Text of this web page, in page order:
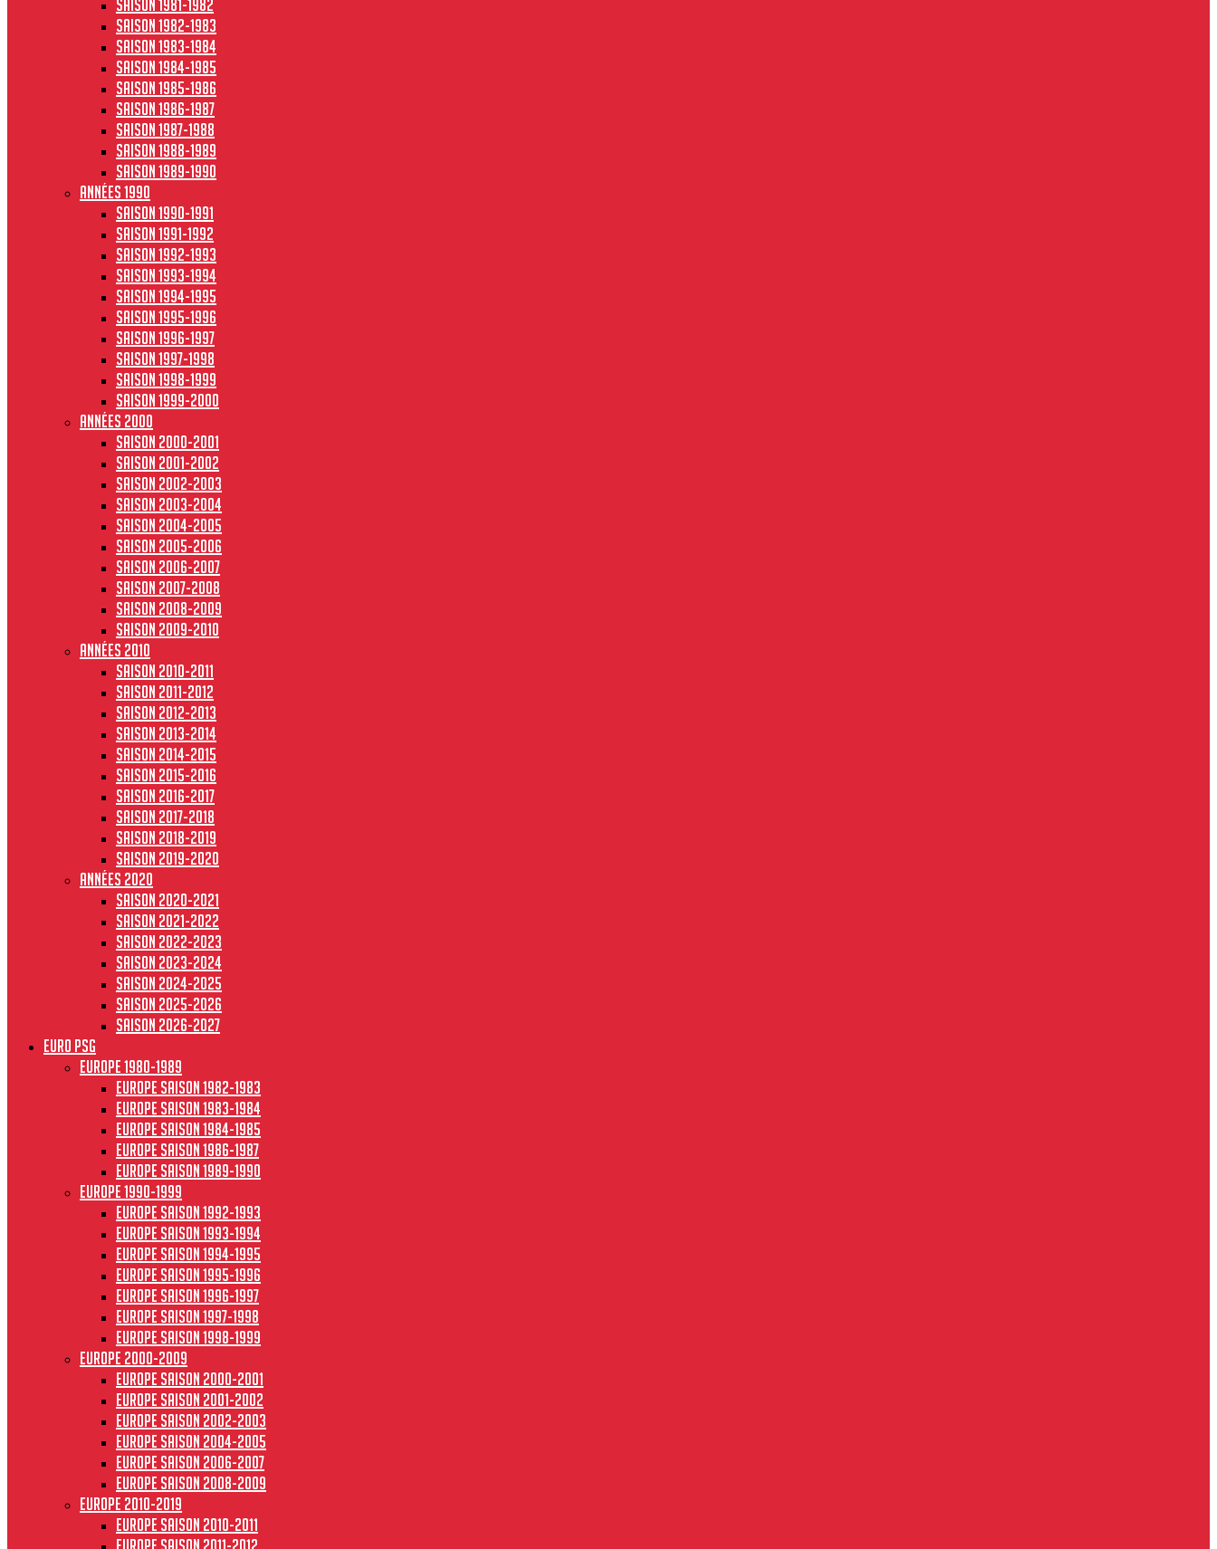
Saison 1981-1982
Saison 1982-1983
Saison 1983-1984
Saison 1984-1985
Saison 1985-1986
Saison 1986-1987
Saison 1987-1988
Saison 1988-1989
Saison 1989-1990
Années 1990
Saison 1990-1991
Saison 1991-1992
Saison 1992-1993
Saison 1993-1994
Saison 1994-1995
Saison 1995-1996
Saison 1996-1997
Saison 1997-1998
Saison 1998-1999
Saison 1999-2000
Années 2000
Saison 2000-2001
Saison 2001-2002
Saison 2002-2003
Saison 2003-2004
Saison 2004-2005
Saison 2005-2006
Saison 2006-2007
Saison 2007-2008
Saison 2008-2009
Saison 2009-2010
Années 2010
Saison 2010-2011
Saison 2011-2012
Saison 2012-2013
Saison 2013-2014
Saison 2014-2015
Saison 2015-2016
Saison 2016-2017
Saison 2017-2018
Saison 2018-2019
Saison 2019-2020
Années 2020
Saison 2020-2021
Saison 2021-2022
Saison 2022-2023
Saison 2023-2024
Saison 2024-2025
Saison 2025-2026
Saison 2026-2027
Euro PSG
Europe 1980-1989
Europe saison 1982-1983
Europe Saison 1983-1984
Europe saison 1984-1985
Europe saison 1986-1987
Europe saison 1989-1990
Europe 1990-1999
Europe saison 1992-1993
Europe saison 1993-1994
Europe saison 1994-1995
Europe saison 1995-1996
Europe saison 1996-1997
Europe Saison 1997-1998
Europe saison 1998-1999
Europe 2000-2009
Europe saison 2000-2001
Europe saison 2001-2002
Europe saison 2002-2003
Europe saison 2004-2005
Europe saison 2006-2007
Europe saison 2008-2009
Europe 2010-2019
Europe saison 2010-2011